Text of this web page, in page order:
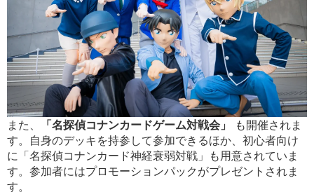
また、 「名探偵コナンカードゲーム対戦会」
も開催されま
す。自身のデッキを持参して参加できるほか、初心者向け
に「名探偵コナンカード神経衰弱対戦」も用意されていま
す。参加者にはプロモーションパックがプレゼントされま
す。